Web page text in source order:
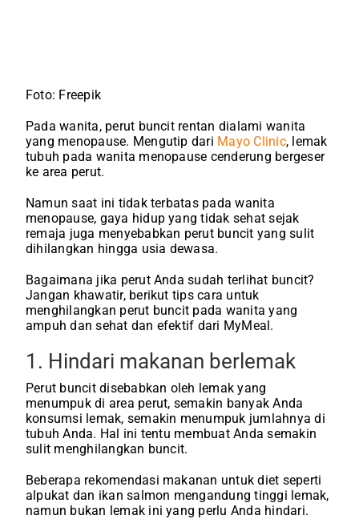
Foto: Freepik
Pada wanita, perut buncit rentan dialami wanita
yang menopause. Mengutip dari Mayo Clinic, lemak
tubuh pada wanita menopause cenderung bergeser
ke area perut.
Namun saat ini tidak terbatas pada wanita
menopause, gaya hidup yang tidak sehat sejak
remaja juga menyebabkan perut buncit yang sulit
dihilangkan hingga usia dewasa.
Bagaimana jika perut Anda sudah terlihat buncit?
Jangan khawatir, berikut tips cara untuk
menghilangkan perut buncit pada wanita yang
ampuh dan sehat dan efektif dari MyMeal.
1. Hindari makanan berlemak
Perut buncit disebabkan oleh lemak yang
menumpuk di area perut, semakin banyak Anda
konsumsi lemak, semakin menumpuk jumlahnya di
tubuh Anda. Hal ini tentu membuat Anda semakin
sulit menghilangkan buncit.
Beberapa rekomendasi makanan untuk diet seperti
alpukat dan ikan salmon mengandung tinggi lemak,
namun bukan lemak ini yang perlu Anda hindari.